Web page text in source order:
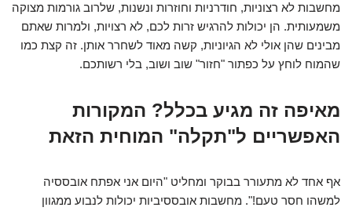
מחשבות לא רצוניות, חודרניות וחוזרות ונשנות, שלרוב גורמות מצוקה
משמעותית. הן יכולות להרגיש זרות לכם, לא רצויות, ולמרות שאתם
מבינים שהן אולי לא הגיוניות, קשה מאוד לשחרר אותן. זה קצת כמו
שהמוח לוחץ על כפתור "חזור" שוב ושוב, בלי רשותכם.
מאיפה זה מגיע בכלל? המקורות
האפשריים ל"תקלה" המוחית הזאת
אף אחד לא מתעורר בבוקר ומחליט "היום אני אפתח אובססיה
למשהו חסר טעם!". מחשבות אובססיביות יכולות לנבוע ממגוון